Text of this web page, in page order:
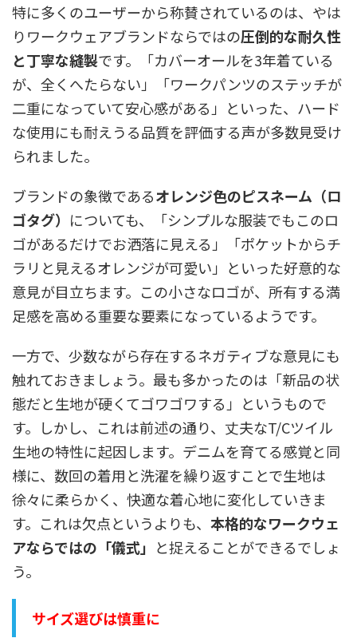
特に多くのユーザーから称賛されているのは、やは
りワークウェアブランドならではの圧倒的な耐久性
と丁寧な縫製です。「カバーオールを3年着ている
が、全くへたらない」「ワークパンツのステッチが
二重になっていて安心感がある」といった、ハード
な使用にも耐えうる品質を評価する声が多数見受け
られました。
ブランドの象徴であるオレンジ色のピスネーム（ロ
ゴタグ） についても、「シンプルな服装でもこのロ
ゴがあるだけでお洒落に見える」「ポケットからチ
ラリと見えるオレンジが可愛い」といった好意的な
意見が目立ちます。この小さなロゴが、所有する満
足感を高める重要な要素になっているようです。
一方で、少数ながら存在するネガティブな意見にも
触れておきましょう。最も多かったのは「新品の状
態だと生地が硬くてゴワゴワする」というもので
す。しかし、これは前述の通り、丈夫なT/Cツイル
生地の特性に起因します。デニムを育てる感覚と同
様に、数回の着用と洗濯を繰り返すことで生地は
徐々に柔らかく、快適な着心地に変化していきま
す。これは欠点というよりも、 本格的なワークウェ
アならではの「儀式」 と捉えることができるでしょ
う。
サイズ選びは慎重に